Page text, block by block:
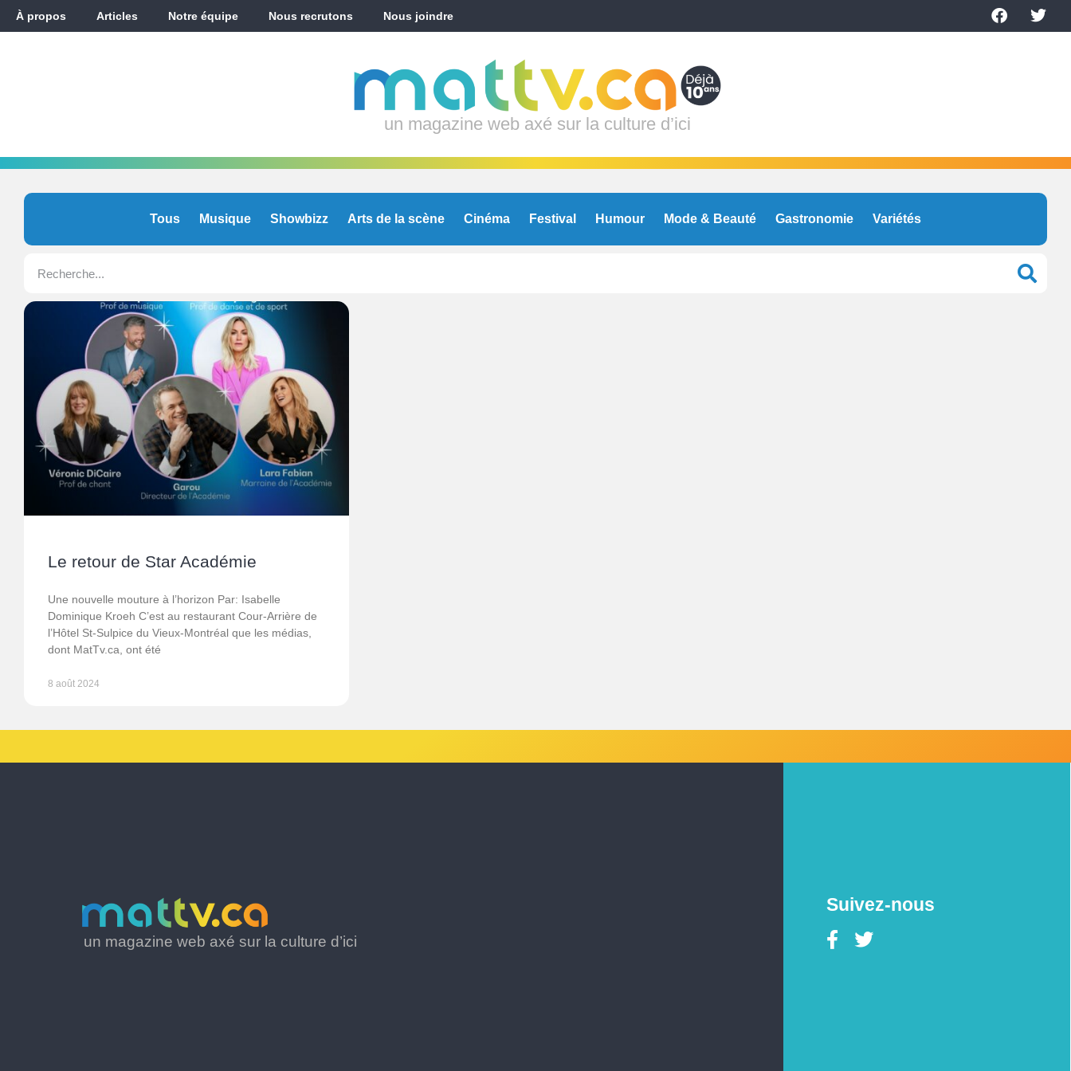
À propos Articles Notre équipe Nous recrutons Nous joindre
un magazine web axé sur la culture d’ici
Tous Musique Showbizz Arts de la scène Cinéma Festival Humour Mode & Beauté Gastronomie Variétés
Le retour de Star Académie
Une nouvelle mouture à l’horizon Par: Isabelle
Dominique Kroeh C’est au restaurant Cour-Arrière de
l’Hôtel St-Sulpice du Vieux-Montréal que les médias,
dont MatTv.ca, ont été
8 août 2024
un magazine web axé sur la culture d’ici
Suivez-nous